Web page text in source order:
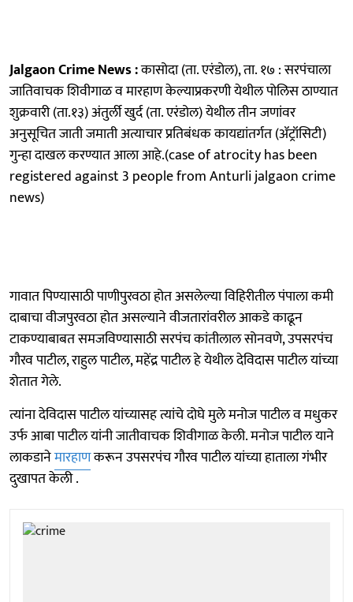
Jalgaon Crime News :कासोदा (ता. एरंडोल), ता. १७ : सरपंचाला
जातिवाचक शिवीगाळ व मारहाण केल्याप्रकरणी येथील पोलिस ठाण्यात
शुक्रवारी (ता.१३) अंतुर्ली खुर्द (ता. एरंडोल) येथील तीन जणांवर
अनुसूचित जाती जमाती अत्याचार प्रतिबंधक कायद्यांतर्गत (ॲट्रॉसिटी)
गुन्हा दाखल करण्यात आला आहे.(case of atrocity has been
registered against 3 people from Anturli jalgaon crime
news)
गावात पिण्यासाठी पाणीपुरवठा होत असलेल्या विहिरीतील पंपाला कमी
दाबाचा वीजपुरवठा होत असल्याने वीजतारांवरील आकडे काढून
टाकण्याबाबत समजविण्यासाठी सरपंच कांतीलाल सोनवणे, उपसरपंच
गौरव पाटील, राहुल पाटील, महेंद्र पाटील हे येथील देविदास पाटील यांच्या
शेतात गेले.
त्यांना देविदास पाटील यांच्यासह त्यांचे दोघे मुले मनोज पाटील व मधुकर
उर्फ आबा पाटील यांनी जातीवाचक शिवीगाळ केली. मनोज पाटील याने
लाकडानेमारहाणकरून उपसरपंच गौरव पाटील यांच्या हाताला गंभीर
दुखापत केली .